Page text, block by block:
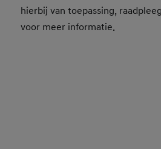
hierbij van toepassing,
voor meer informatie.